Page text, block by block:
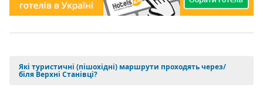
виготовлені знарядь праці, вони зберегли традиції своїх
предків. Жителі в той час займалися землеробством на
села. Гарні пасовища дозволяли займатись скотарством
(розведення корів, овець, коней). Традиційними було
Які туристичні (пішохідні) маршрути проходять через/
біля Верхні Станівці?